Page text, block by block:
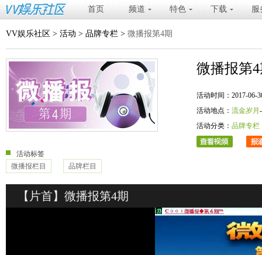
首页 频道 特色 下载 服
VV娱乐社区 > 活动 > 品牌专栏 > 微播报第4期
微播报第
活动时间：2017-06-
活动地点： 流金岁月
活动分类： 品牌专栏
活动标签
微播报栏目
品牌栏目
【片首】微播报第4期